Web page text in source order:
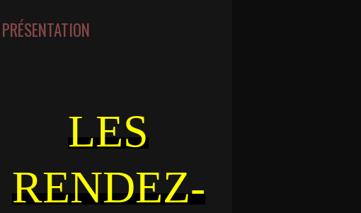
PRÉSENTATION
LES
RENDEZ-